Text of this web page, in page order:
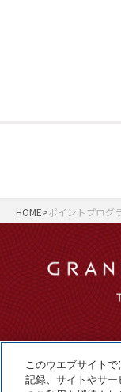
HOME ポイントプログ
このウエブサイト
記録、サイトやサ